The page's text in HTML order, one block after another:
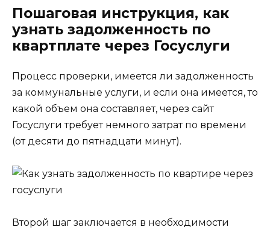
Пошаговая инструкция, как
узнать задолженность по
квартплате через Госуслуги
Процесс проверки, имеется ли задолженность
за коммунальные услуги, и если она имеется, то
какой объем она составляет, через сайт
Госуслуги требует немного затрат по времени
(от десяти до пятнадцати минут).
Второй шаг заключается в необходимости